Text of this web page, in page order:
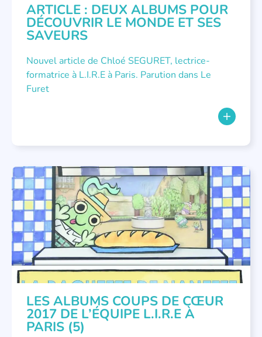
ARTICLE : DEUX ALBUMS POUR
DÉCOUVRIR LE MONDE ET SES
SAVEURS
Nouvel article de Chloé SEGURET, lectrice-
formatrice à L.I.R.E à Paris. Parution dans Le
Furet
LITTÉRATURE JEUNESSE , NOUS AVONS PUBLIÉ ,
PETITE ENFANCE
LES ALBUMS COUPS DE CŒUR
2017 DE L’ÉQUIPE L.I.R.E À
PARIS (5)